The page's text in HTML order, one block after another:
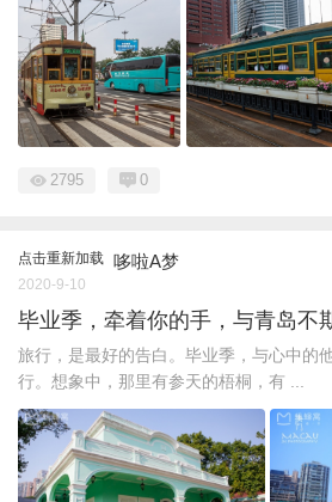
2795 0
点击重新加载 哆啦A梦
2020-9-10
毕业季，牵着你的手，与青岛不
旅行，是最好的告白。毕业季，与心中的
行。想象中，那里有参天的梧桐，有 ...